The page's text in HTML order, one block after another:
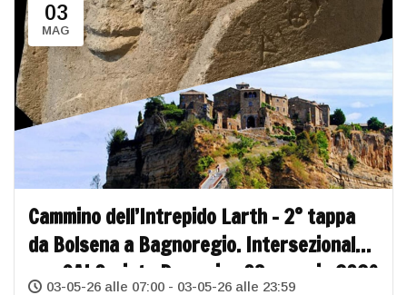
03
MAG
Cammino dell’Intrepido Larth – 2° tappa
da Bolsena a Bagnoregio. Intersezionale
con CAI Orvieto Domenica 03 maggio 2026
03-05-26 alle 07:00 - 03-05-26 alle 23:59